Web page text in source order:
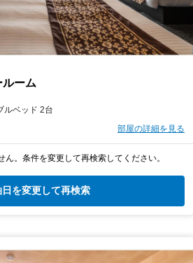
ーム
ルベッド 2台
部屋の詳細を見る
ん。条件を変更して再検索してください。
日を変更して再検索